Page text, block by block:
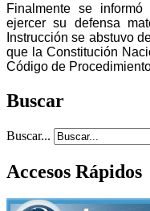
Finalmente se
ejercer su defensa
Instrucción se abstuvo
que la Constitución
Código de
Buscar
Buscar...
Accesos Rápidos